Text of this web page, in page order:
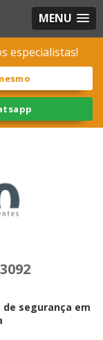
MENU
especialistas!
segurança em